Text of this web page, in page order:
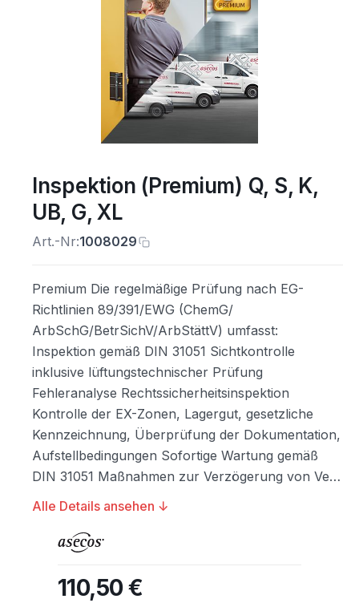
Inspektion (Premium) Q, S, K,
UB, G, XL
Art.-Nr:1008029
Premium Die regelmäßige Prüfung nach EG-
Richtlinien 89/391/EWG (ChemG/
ArbSchG/BetrSichV/ArbStättV) umfasst:
Inspektion gemäß DIN 31051 Sichtkontrolle
inklusive lüftungstechnischer Prüfung
Fehleranalyse Rechtssicherheitsinspektion
Kontrolle der EX-Zonen, Lagergut, gesetzliche
Kennzeichnung, Überprüfung der Dokumentation,
Aufstellbedingungen Sofortige Wartung gemäß
DIN 31051 Maßnahmen zur Verzögerung von Ve…
Alle Details ansehen ↓
Regulärer Preis:
110,50 €